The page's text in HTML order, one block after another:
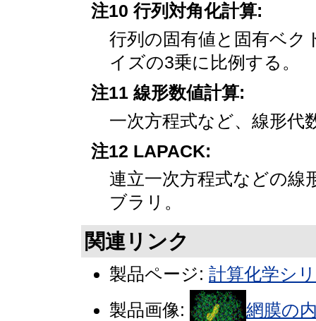
注10 行列対角化計算:
行列の固有値と固有ベク
イズの3乗に比例する。
注11 線形数値計算:
一次方程式など、線形代
注12 LAPACK:
連立一次方程式などの線
ブラリ。
関連リンク
製品ページ: 計算化学シ
製品画像:
網膜の